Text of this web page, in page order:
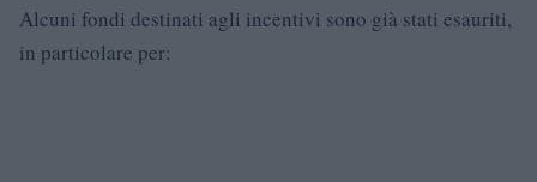
Alcuni fondi destinati agli incentivi sono già stati esauriti,
in particolare per: